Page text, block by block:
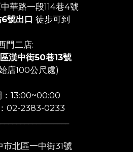
華路一段114巷4號
號出口 徒步可到
門二店:
漢中街50巷13號
店100公尺處)
：13:00~00:00
02-2383-0233
市北區一中街31號